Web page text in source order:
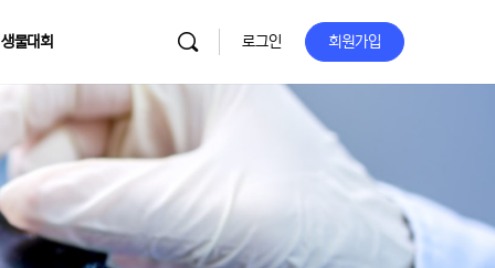
물대회 로그인 회원가입